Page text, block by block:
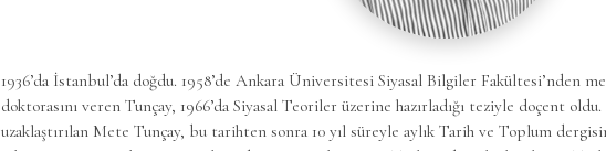
1936’da İstanbul’da doğdu. 1958’de Ankara Üniversitesi Siyasal Bilgiler Fakültesi’nden
doktorasını veren Tunçay, 1966’da Siyasal Teoriler üzerine hazırladığı teziyle doçent oldu.
uzaklaştırılan Mete Tunçay, bu tarihten sonra 10 yıl süreyle aylık Tarih ve Toplum